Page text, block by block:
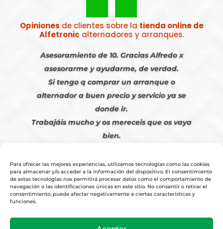
Para ofrecer las mejores experiencias, utilizamos tecnologías como las cookies
para almacenar y/o acceder a la información del dispositivo. El consentimiento
de estas tecnologías nos permitirá procesar datos como el comportamiento de
navegación o las identificaciones únicas en este sitio. No consentir o retirar el
consentimiento, puede afectar negativamente a ciertas características y
funciones.
Opiniones de clientes sobre la tienda online de
Alfetronic alternadores y arranques.
Asesoramiento de 10. Gracias Alfredo x
asesorarme y ayudarme, de verdad.
Si tengo q comprar un arranque o
alternador a buen precio y servicio ya se
donde ir.
Trabajáis mucho y os mereceis que os vaya
bien.